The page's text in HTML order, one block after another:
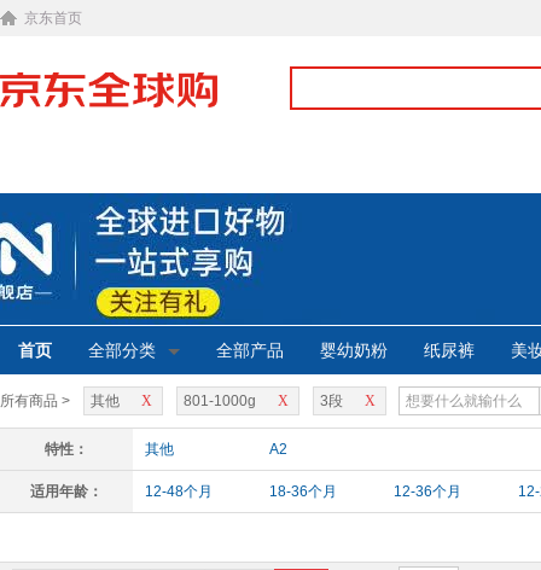
京东首页
首页 全部分类 全部产品 婴幼奶粉 纸尿裤 美
所有商品 > X
其他 X
801-1000g X
3段
特性： 其他 A2
适用年龄： 12-48个月 18-36个月 12-36个月